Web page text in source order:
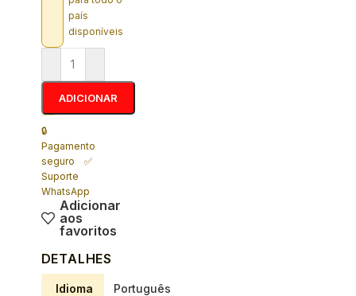
país
disponíveis
ADICIONAR
🔒
Pagamento
seguro ✅
Suporte
WhatsApp
Adicionar
aos
favoritos
DETALHES
Idioma Português